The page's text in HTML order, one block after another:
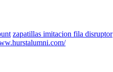
zapatillas imitacion fila disruptor